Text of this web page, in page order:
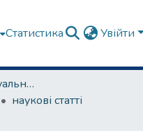
Статистика Увійти
Факультет аудіовізуального мистецтва
наукові статті